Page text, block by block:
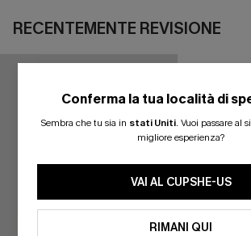
RECENTEMENTE REVISIONE
Conferma la tua località di
Sembra che tu sia in stati Uniti. Vuoi passare al
migliore esperienza?
VAI AL CUPSHE-US
RIMANI QUI